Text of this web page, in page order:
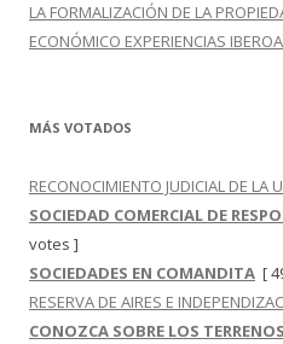
LA FORMALIZACIÓN DE LA
ECONÓMICO EXPERIENCIAS
MÁS VOTADOS
RECONOCIMIENTO JUDICIAL DE LA
SOCIEDAD COMERCIAL DE
votes ]
SOCIEDADES EN COMANDITA [
RESERVA DE AIRES E
CONOZCA SOBRE LOS